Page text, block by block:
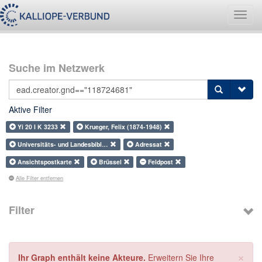
Suche im Netzwerk
Aktive Filter
Yi 20 I K 3233
Krueger, Felix (1874-1948)
Universitäts- und Landesbibl…
Adressat
Ansichtspostkarte
Brüssel Feldpost
Alle Filter entfernen
Filter
×
Ihr Graph enthält keine Akteure. Erweitern Sie Ihre